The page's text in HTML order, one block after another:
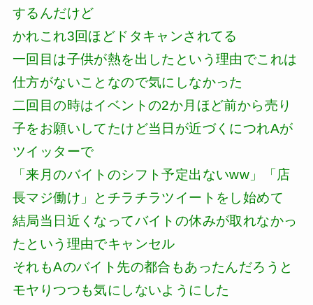
するんだけど
かれこれ3回ほどドタキャンされてる
一回目は子供が熱を出したという理由でこれは
仕方がないことなので気にしなかった
二回目の時はイベントの2か月ほど前から売り
子をお願いしてたけど当日が近づくにつれAが
ツイッターで
「来月のバイトのシフト予定出ないww」「店
長マジ働け」とチラチラツイートをし始めて
結局当日近くなってバイトの休みが取れなかっ
たという理由でキャンセル
それもAのバイト先の都合もあったんだろうと
モヤりつつも気にしないようにした